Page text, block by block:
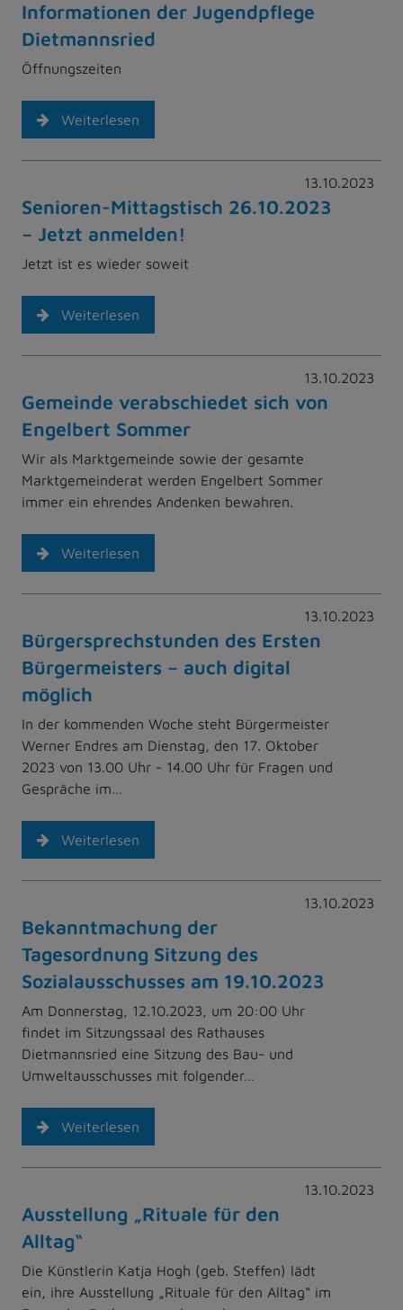
Informationen der Jugendpflege
Dietmannsried
Öffnungszeiten
Weiterlesen
13.10.2023
Senioren-Mittagstisch 26.10.2023
– Jetzt anmelden!
Jetzt ist es wieder soweit
Weiterlesen
13.10.2023
Gemeinde verabschiedet sich von
Engelbert Sommer
Wir als Marktgemeinde sowie der gesamte
Marktgemeinderat werden Engelbert Sommer
immer ein ehrendes Andenken bewahren.
Weiterlesen
13.10.2023
Bürgersprechstunden des Ersten
Bürgermeisters – auch digital
möglich
In der kommenden Woche steht Bürgermeister
Werner Endres am Dienstag, den 17. Oktober
2023 von 13.00 Uhr - 14.00 Uhr für Fragen und
Gespräche im…
Weiterlesen
13.10.2023
Bekanntmachung der
Tagesordnung Sitzung des
Sozialausschusses am 19.10.2023
Am Donnerstag, 12.10.2023, um 20:00 Uhr
findet im Sitzungssaal des Rathauses
Dietmannsried eine Sitzung des Bau- und
Umweltausschusses mit folgender…
Weiterlesen
13.10.2023
Ausstellung „Rituale für den
Alltag“
Die Künstlerin Katja Hogh (geb. Steffen) lädt
ein, ihre Ausstellung „Rituale für den Alltag“ im